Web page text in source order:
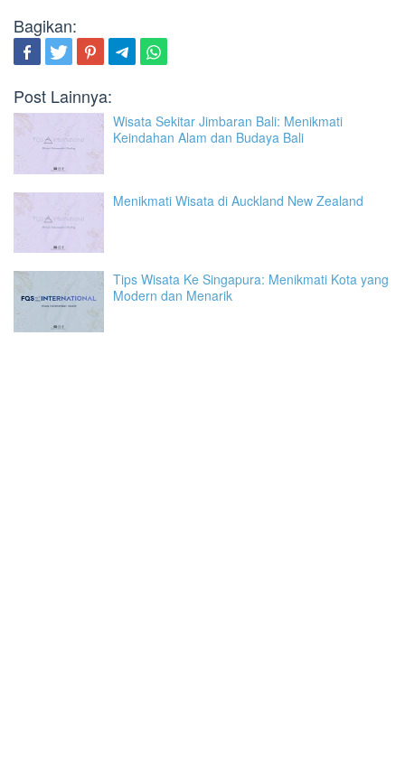
Bagikan:
Post Lainnya:
Wisata Sekitar Jimbaran Bali: Menikmati
Keindahan Alam dan Budaya Bali
Menikmati Wisata di Auckland New Zealand
Tips Wisata Ke Singapura: Menikmati Kota yang
Modern dan Menarik